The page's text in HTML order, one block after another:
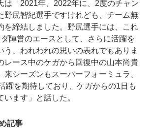
「2021年、2022年に、2度のチャン
野尻智紀選手ですけれども、チーム無
を締結しました。野尻選手には、これ
陣営のエースとして、さらに活躍を
う、われわれの思いの表れでもありま
レース中のケガから回復中の山本尚貴
来シーズンもスーパーフォーミュラ、
躍を期待しており、ケガからの1日も
ます」と話した。
記事